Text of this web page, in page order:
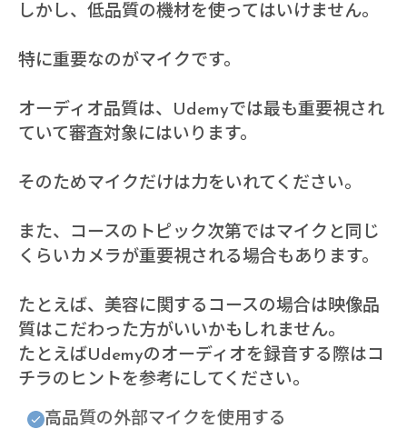
しかし、低品質の機材を使ってはいけません。
特に重要なのがマイクです。
オーディオ品質は、Udemyでは最も重要視され
ていて審査対象にはいります。
そのためマイクだけは力をいれてください。
また、コースのトピック次第ではマイクと同じ
くらいカメラが重要視される場合もあります。
たとえば、美容に関するコースの場合は映像品
質はこだわった方がいいかもしれません。
たとえばUdemyのオーディオを録音する際はコ
チラのヒントを参考にしてください。
高品質の外部マイクを使用する